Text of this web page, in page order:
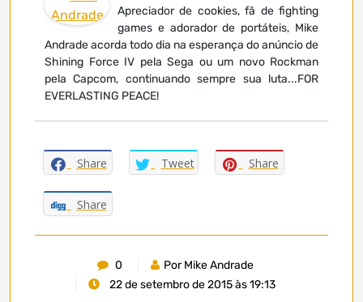
Apreciador de cookies, fã de fighting
games e adorador de portáteis, Mike
Andrade acorda todo dia na esperança do anúncio de
Shining Force IV pela Sega ou um novo Rockman
pela Capcom, continuando sempre sua luta...FOR
EVERLASTING PEACE!
Share Tweet Share
Share
0
Por Mike Andrade
22 de setembro de 2015 às 19:13